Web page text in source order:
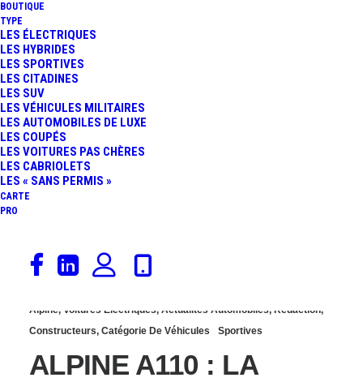
BOUTIQUE
TYPE
LES ÉLECTRIQUES
LES HYBRIDES
LES SPORTIVES
LES CITADINES
LES SUV
LES VÉHICULES MILITAIRES
LES AUTOMOBILES DE LUXE
LES COUPÉS
LES VOITURES PAS CHÈRES
LES CABRIOLETS
LES « SANS PERMIS »
CARTE
PRO
RENAULT 5 TURBO 3E :
EN ROUTE POUR UN
RECORD AU
NÜRBURGRING
Alpine, Voitures Électriques, Actualités Automobiles, Rédaction,
Constructeurs, Catégorie De Véhicules Sportives
ALPINE A110 : LA